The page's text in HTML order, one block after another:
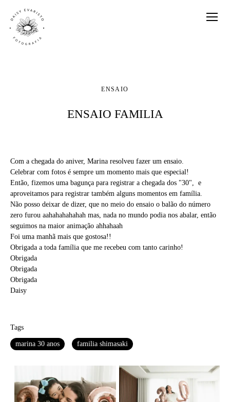
ENSAIO
ENSAIO FAMILIA
Com a chegada do aniver, Marina resolveu fazer um ensaio.
Celebrar com fotos é sempre um momento mais que especial!
Então, fizemos uma bagunça para registrar a chegada dos "30", e
aproveitamos para registrar também alguns momentos em família.
Não posso deixar de dizer, que no meio do ensaio o balão do número
zero furou aahahahahahah mas, nada no mundo podia nos abalar, então
seguimos na maior animação ahhahaah
Foi uma manhã mais que gostosa!!
Obrigada a toda família que me recebeu com tanto carinho!
Obrigada
Obrigada
Obrigada
Daisy
Tags
marina 30 anos familia shimasaki